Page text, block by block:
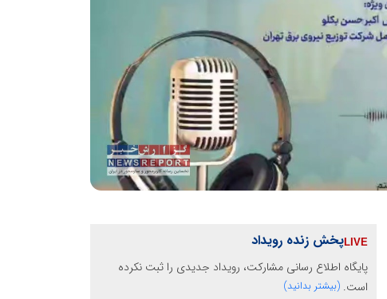
پخش زنده رویداد
پایگاه اطلاع رسانی مشارکت، رویداد جدیدی را ثبت نکرده
است. (بیشتر بدانید)